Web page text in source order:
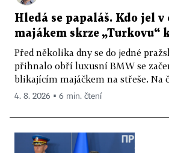
Hledá se papaláš. Kdo jel v
majákem skrze „Turkovu“
Před několika dny se do jedné
přihnalo obří luxusní BMW se
blikajícím majáčkem na střeše. Na
4. 8. 2026 ▪ 6 min. čtení